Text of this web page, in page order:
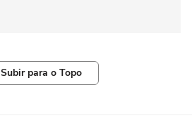
Subir para o Topo